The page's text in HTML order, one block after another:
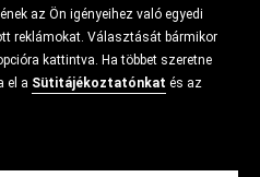
az Ön igényeihez való egyedi
reklámokat. Választását bármikor
kattintva. Ha többet szeretne
el a Sütitájékoztatónkat és az